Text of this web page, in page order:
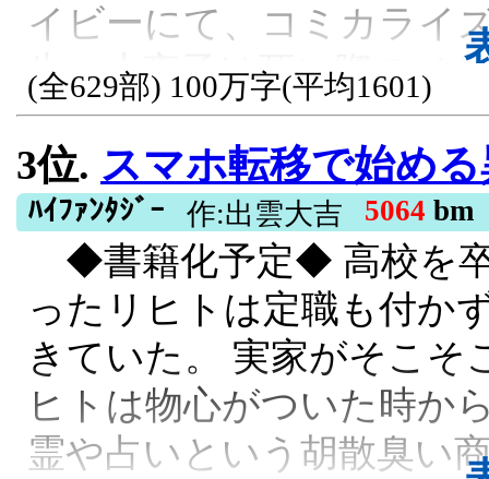
リのヒロインと、彼女が
もゲーム内でのスペッ
ら相手に、 貧乏貴族の倅
魔女 三人の成り上がり逆
載しています
R15, 残酷な描写あり, 異世界転生,
イビーにて、コミカライ
生、小夜子は死に際のノ
た最悪クソゲー世界へ「
した。そこは、どんなル
しまっていたトンデモ世
で大失敗して、王子に避
の息子に叱られ、兄には
末。ダイナマイトマシュ
れてるけど、のほほんと
くれない！ あれ？これっ
(全629部) 100万字(平均1601)
3位. スマホ転移で始める異世界ゆるゆる生活 ～日本
ﾊｲﾌｧﾝﾀｼﾞｰ 作:出雲大吉 5064 bm
◆書籍化予定◆ 高校を卒
ったリヒトは定職も付か
きていた。 実家がそこそ
ヒトは物心がついた時か
霊や占いという胡散臭い